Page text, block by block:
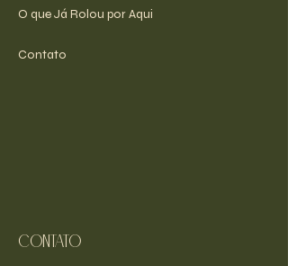
O que Já Rolou por Aqui
Contato
Contato